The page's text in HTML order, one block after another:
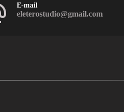
E-mail
eleterostudio@gmail.com